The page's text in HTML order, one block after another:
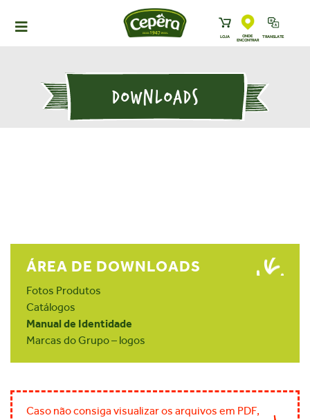
LOJA
ONDE
ENCONTRAR
TRANSLATE
PRODUTOS
RECEITAS
TRABALHE CONOSCO
DOWNLOADS
ÁREA DE DOWNLOADS
Fotos Produtos
Catálogos
Manual de Identidade
Marcas do Grupo – logos
Caso não consiga visualizar os arquivos em PDF,